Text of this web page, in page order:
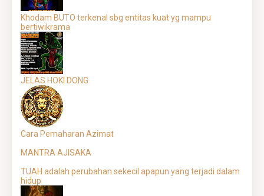
Khodam BUTO terkenal sbg entitas kuat yg mampu
bertiwikrama
JELAS HOKI DONG
Cara Pemaharan Azimat
MANTRA AJISAKA
TUAH adalah perubahan sekecil apapun yang terjadi dalam
hidup